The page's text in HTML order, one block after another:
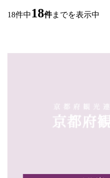
18件中 18件までを表示中